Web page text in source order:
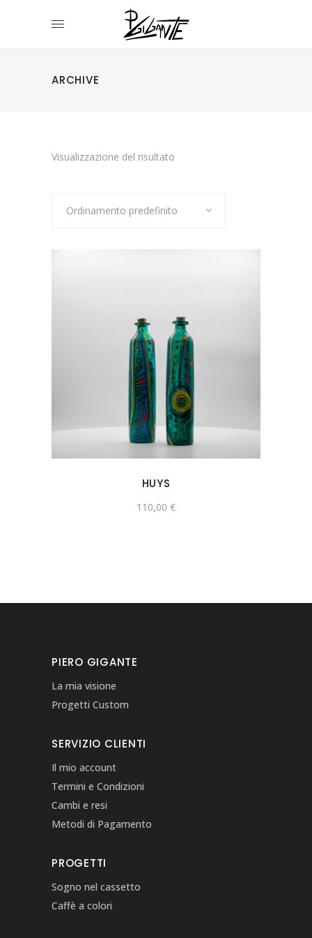
ARCHIVE
Visualizzazione del risultato
Ordinamento predefinito
HUYS
110,00 €
PIERO GIGANTE
La mia visione
Progetti Custom
SERVIZIO CLIENTI
Il mio account
Termini e Condizioni
Cambi e resi
Metodi di Pagamento
PROGETTI
Sogno nel cassetto
Caffè a colori